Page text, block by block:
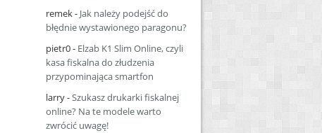
remek- Jak należy podejść do
błędnie wystawionego paragonu?
pietr0- Elzab K1 Slim Online, czyli
kasa fiskalna do złudzenia
przypominająca smartfon
larry-Szukasz drukarki fiskalnej
online? Na te modele warto
zwrócić uwagę!